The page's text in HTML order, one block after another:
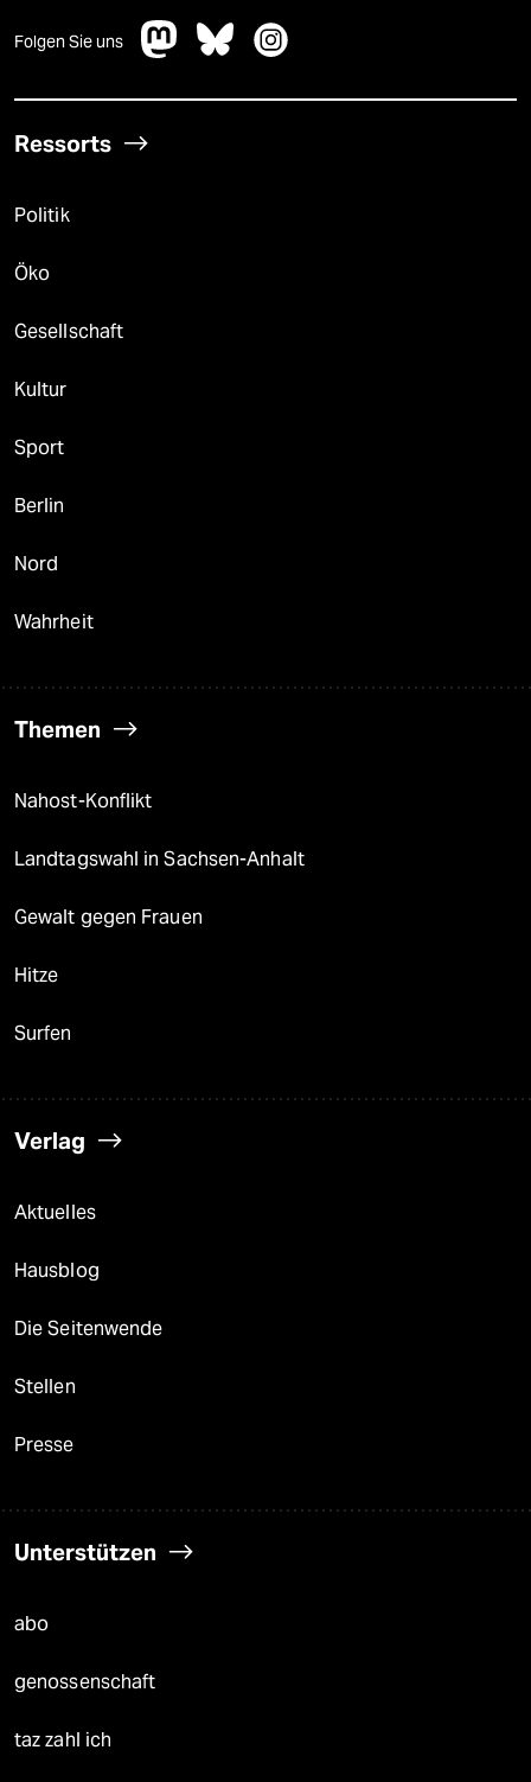
Folgen Sie uns
Ressorts
Politik
Öko
Gesellschaft
Kultur
Sport
Berlin
Nord
Wahrheit
Themen
Nahost-Konflikt
Landtagswahl in Sachsen-Anhalt
Gewalt gegen Frauen
Hitze
Surfen
Verlag
Aktuelles
Hausblog
Die Seitenwende
Stellen
Presse
Unterstützen
abo
genossenschaft
taz zahl ich